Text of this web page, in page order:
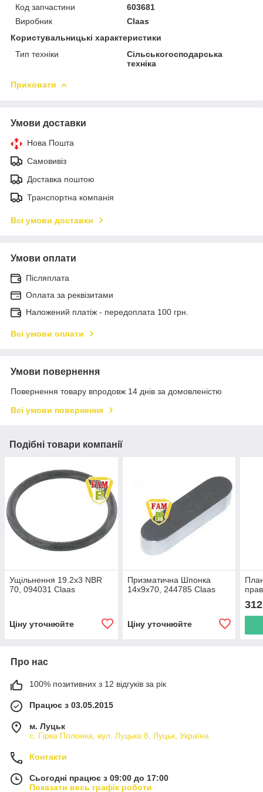
Код запчастини
603681
Виробник
Claas
Користувальницькі характеристики
Тип техніки
Сільськогосподарська
техніка
Приховати
Умови доставки
Нова Пошта
Самовивіз
Доставка поштою
Транспортна компанія
Всі умови доставки
Умови оплати
Післяплата
Оплата за реквізитами
Наложений платіж - передоплата 100 грн.
Всі умови оплати
Умови повернення
Повернення товару впродовж 14 днів за домовленістю
Всі умови повернення
Подібні товари компанії
Ущільнення 19.2х3 NBR
70, 094031 Claas
Ціну уточнюйте
Призматична Шпонка
14х9х70, 244785 Claas
Ціну уточнюйте
312
Про нас
100% позитивних з 12 відгуків за рік
Працює з 03.05.2015
м. Луцьк
с. Гірка Полонка, вул. Луцька 8, Луцьк, Україна
Контакти
Сьогодні працює з 09:00 до 17:00
Показати весь графік роботи